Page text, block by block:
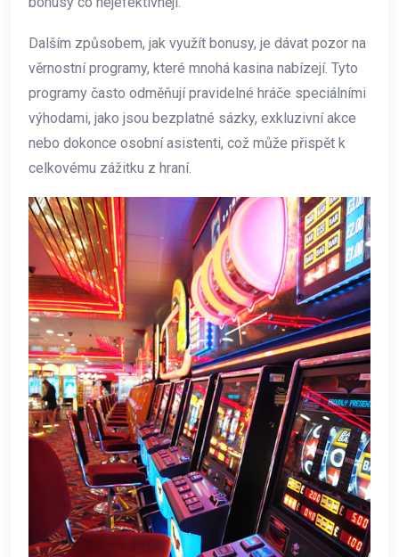
Dalším způsobem, jak využít bonusy, je dávat pozor na
věrnostní programy, které mnohá kasina nabízejí. Tyto
programy často odměňují pravidelné hráče speciálními
výhodami, jako jsou bezplatné sázky, exkluzivní akce
nebo dokonce osobní asistenti, což může přispět k
celkovému zážitku z hraní.